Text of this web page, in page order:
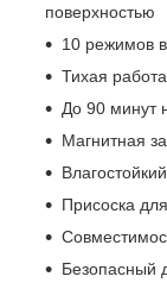
поверхностью
10 режимов
Тихая работа
До 90 минут
Магнитная
Присоска
Безопасный